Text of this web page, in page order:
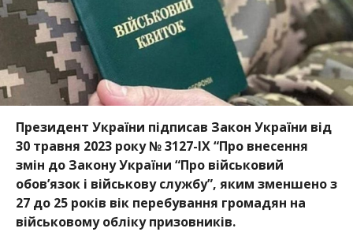
Президент України підписав Закон України від
30 травня 2023 року № 3127-IX “Про внесення
змін до Закону України “Про військовий
обов’язок і військову службу”, яким зменшено з
27 до 25 років вік перебування громадян на
військовому обліку призовників.